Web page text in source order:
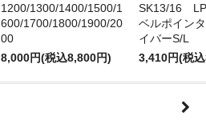
1200/1300/1400/1500/1
600/1700/1800/1900/20
00
8,000円(税込8,800円)
SK13/16
ベルポイン
イバーS/L
3,410円(税